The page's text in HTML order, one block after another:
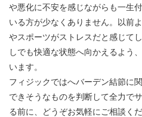
や悪化に不安を感じながらも一生
いる方が少なくありません。以前
やスポーツがストレスだと感じて
しでも快適な状態へ向かえるよう
います。
フィジックではへバーデン結節に
できそうなものを判断して全力で
る前に、どうぞお気軽にご相談くだ